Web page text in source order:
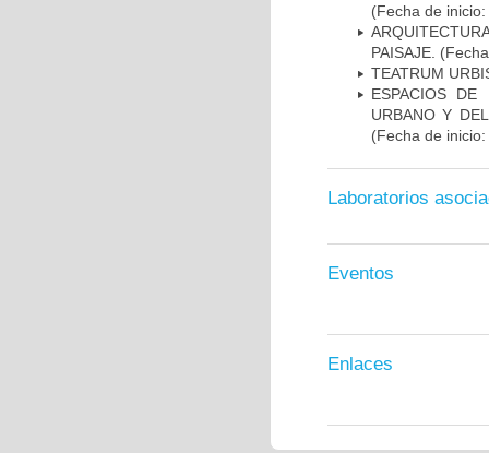
(Fecha de
PAISAJE.
TEATRUM
ESPACIOS
URBANO Y
(Fecha de
Laboratorios
Eventos
Enlaces